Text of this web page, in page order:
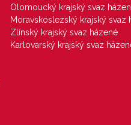
Olomoucký krajský svaz
Moravskoslezský krajský svaz
Zlínský krajský svaz házené
Karlovarský krajský svaz